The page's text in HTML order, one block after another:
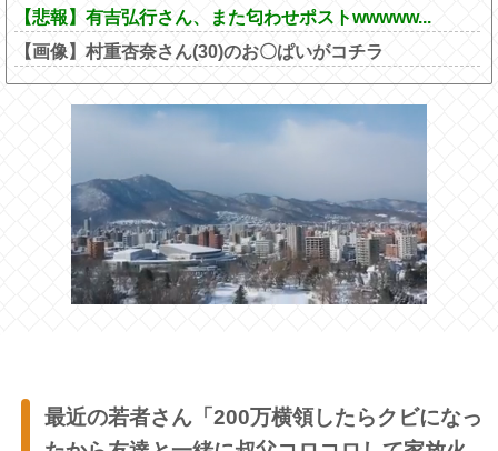
【悲報】有吉弘行さん、また匂わせポストwwwww...
【画像】村重杏奈さん(30)のお〇ぱいがコチラ
最近の若者さん「200万横領したらクビになっ